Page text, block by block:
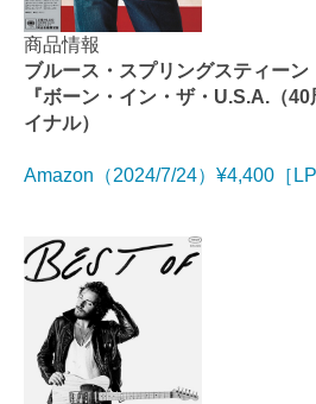
商品情報
ブルース・スプリングスティーン
『ボーン・イン・ザ・U.S.A.（
イナル）
Amazon（2024/7/24）¥4,400［LP